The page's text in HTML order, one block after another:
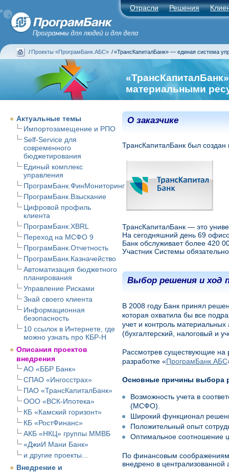
Отрасли Решения
/ Проекты «ПрограмБанк.АБС» / «ТрансКапиталБанк» — единая система
материальными
Актуальные темы
Импортозамещение и РПО
Self-Service для
современного
бюджетирования
Единый комплекс
управления
ПрограмБанк.ФинМониторинг
ПрограмБанк.Взыскание
Цифровой профиль
клиента
ПрограмБанк.XBRL
Переход на МСФО 9
ПрограмБанк.Отчетность
ПрограмБанк.Казначейство
Автоматизация бюджетного
планирования
Управление Рисками
Знай своего клиента
Информационная
безопасность
10 ссылок в Интернете, где
можно узнать про КБР-Н
Описания проектов
внедрения
АО «ББР Банк»
СПАО «Ингосстрах»
ПАО «ТрансКапиталБанк»
ООО «ВСК-Ипотека»
КБ «Камский горизонт»
КБ «РостФинанс»
АКБ «НКЦ» группы ММВБ
«ДжиИ Мани Банк»
и другие проекты...
Внедрение и
О заказчике
ТрансКапиталБанк был
ТрансКапиталБанк — это
На сегодняшний день 69
Банк обслуживает более 420
Участник Системы
Выбор решения и ход
В 2008 году Банк принял
которая охватила бы все
учет и контроль
(бухгалтерский, налоговый и
Рассмотрев существующие на
разработке «ПрограмБанк.АБС
Основные причины выбора
Возможность учета в
(МСФО).
Широкий функционал
Положительный опыт
Оптимальное соотношение
По финансовым
внедрено в